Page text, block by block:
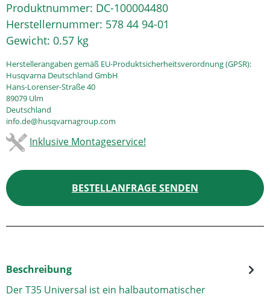
Produktnummer: DC-100004480
Herstellernummer: 578 44 94-01
Gewicht: 0.57 kg
Herstellerangaben gemäß EU-Produktsicherheitsverordnung (GPSR):
Husqvarna Deutschland GmbH
Hans-Lorenser-Straße 40
89079 Ulm
Deutschland
info.de@husqvarnagroup.com
Inklusive Montageservice!
BESTELLANFRAGE SENDEN
Beschreibung
Der T35 Universal ist ein halbautomatischer